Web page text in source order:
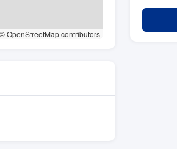
© OpenStreetMap contributors